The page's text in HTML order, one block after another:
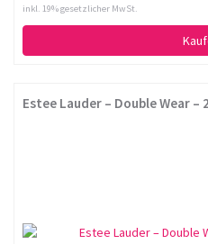
inkl. 19% gesetzlicher MwSt.
Estee Lauder – Double Wear –